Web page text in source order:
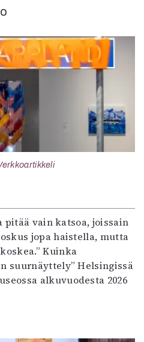
pitää vain katsoa, joissain
jopa haistella, mutta
Kuinka
suurnäyttely” Helsingissä
alkuvuodesta 2026